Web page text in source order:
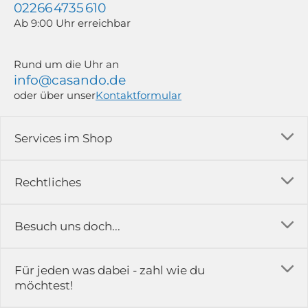
Rechtliches
Impressum
Rückgabe & Reklamation
Services im Shop
Versandkosten
Erfahrungsberichte & Bewertungen
Kontakt
Besuch uns doch...
in der Ausstellung...
02266 4735 610
Ab 9:00 Uhr erreichbar
Rund um die Uhr an
info@casando.de
oder über unserKontaktformular
Für jeden was dabei - zahl wie du
möchtest!